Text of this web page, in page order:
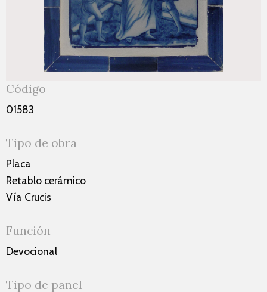
Código
01583
Tipo de obra
Placa
Retablo cerámico
Vía Crucis
Función
Devocional
Tipo de panel